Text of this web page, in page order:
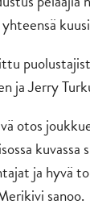
ja Jerry
otos
ja hyvä
sanoo.